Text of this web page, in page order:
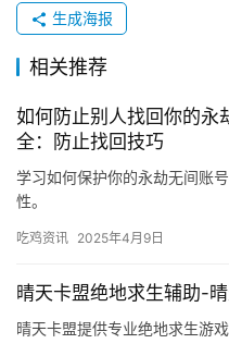
生成海报
相关推荐
如何防止别人找回你的永
全：防止找回技巧
学习如何保护你的永劫无间账
性。
吃鸡资讯 2025年4月9日
晴天卡盟绝地求生辅助-
晴天卡盟提供专业绝地求生游